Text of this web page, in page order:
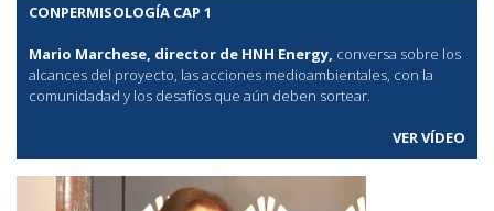
CONPERMISOLOGÍA CAP 1
Mario Marchese, director de HNH Energy, conversa sobre los
alcances del proyecto, las acciones medioambientales, con la
comunidadad y los desafíos que aún deben sortear.
VER VÍDEO